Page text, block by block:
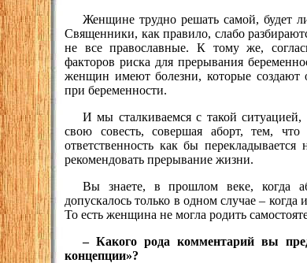
Женщине трудно решать самой, будет
Священники, как правило, слабо
не все православные. К тому же,
факторов риска для прерывания
женщин имеют болезни, которые создают
при беременности.
И мы сталкиваемся с такой
свою совесть, совершая аборт, тем,
ответственность как бы
рекомендовать прерывание жизни.
Вы знаете, в прошлом веке, когда
допускалось только в одном случае – когда
То есть женщина не могла родить
– Какого рода комментарий вы
концепции»?